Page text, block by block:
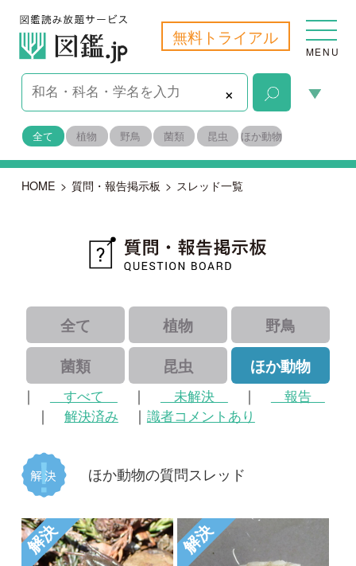
無料トライアル
MENU
×
全て 植物 野鳥 菌類 昆虫 ほか動物
植物 野鳥
菌類 昆虫 ほか動物
すべて 未解決｜ 報告
｜解決済み｜識者コメントあり
ほか動物の質問スレッド
解決